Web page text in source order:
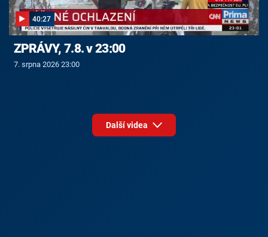
40:27
ZPRÁVY, 7.8. v 23:00
7. srpna 2026 23:00
Další videa